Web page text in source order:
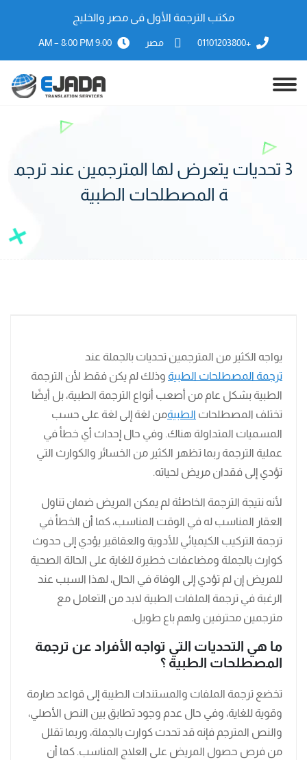
مكتب الترجمة الأول فى مصر والخليج
+01101203800 مصر 9:00 AM – 8:00 PM
3 تحديات يتعرض لها المترجمين عند ترجم
ة المصطلحات الطبية
يواجه الكثير من المترجمين تحديات بالجملة عند
ترجمة المصطلحات الطبية وذلك لم يكن فقط لأن الترجمة
الطبية بشكل عام من أصعب أنواع الترجمة الطبية، بل أيضًا
تختلف المصطلحات الطبيةمن لغة إلى لغة على حسب
المسميات المتداولة هناك. وفي حال إحداث أي خطأ في
عملية الترجمة ربما تظهر الكثير من الخسائر والكوارث التي
تؤدي إلى فقدان مريض لحياته.
لأنه نتيجة الترجمة الخاطئة لم يمكن المريض ضمان تناول
العقار المناسب له في الوقت المناسب، كما أن الخطأ في
ترجمة التركيب الكيميائي للأدوية والعقاقير يؤدي إلى حدوث
كوارث بالجملة ومضاعفات خطيرة للغاية على الحالة الصحية
للمريض إن لم تؤدي إلى الوفاة في الحال، لهذا السبب عند
الرغبة في ترجمة الملفات الطبية لابد من التعامل مع
مترجمين محترفين ولهم باع طويل.
ما هي التحديات التي تواجه الأفراد عن ترجمة
المصطلحات الطبية ؟
تخضع ترجمة الملفات والمستندات الطيبة إلى قواعد صارمة
وقوية للغاية، وفي حال عدم وجود تطابق بين النص الأصلي،
والنص المترجم فإنه قد تحدث كوارث بالجملة، وربما تقلل
من فرص حصول المريض على العلاج المناسب. كما أن